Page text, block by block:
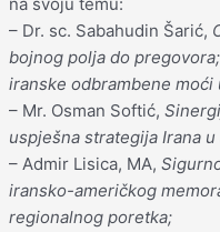
– Dr. sc. Sabahudin Šarić,
bojnog polja do
iranske odbrambene
– Mr. Osman Softić,
uspješna strategija Irana
– Admir Lisica, MA,
iransko-američkog
regionalnog poretka;